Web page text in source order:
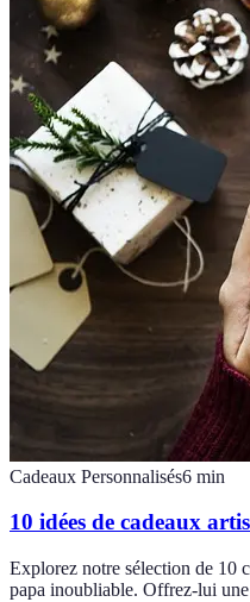
Cadeaux Personnalisés6 min
10 idées de cadeaux
Explorez notre sélection de 10
papa inoubliable. Offrez-lui